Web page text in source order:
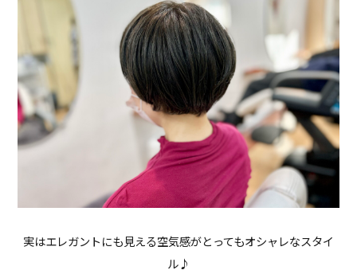
実はエレガントにも見える空気感がとってもオシャレなスタイ
ル♪